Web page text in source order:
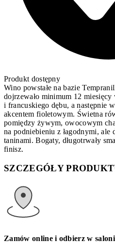
Produkt dostępny
Wino powstałe na bazie
dojrzewało minimum 12
i francuskiego dębu, a następnie
akcentem fioletowym. Świetna
pomiędzy żywym, owocowym
na podniebieniu z łagodnymi, ale
taninami. Bogaty, długotrwały
finisz.
SZCZEGÓŁY
Zamów online i odbierz w